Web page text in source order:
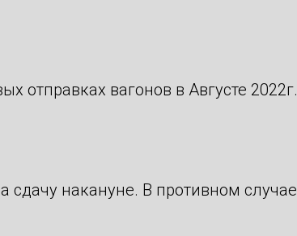
вагонов в Августе 2022г.
накануне. В противном случае